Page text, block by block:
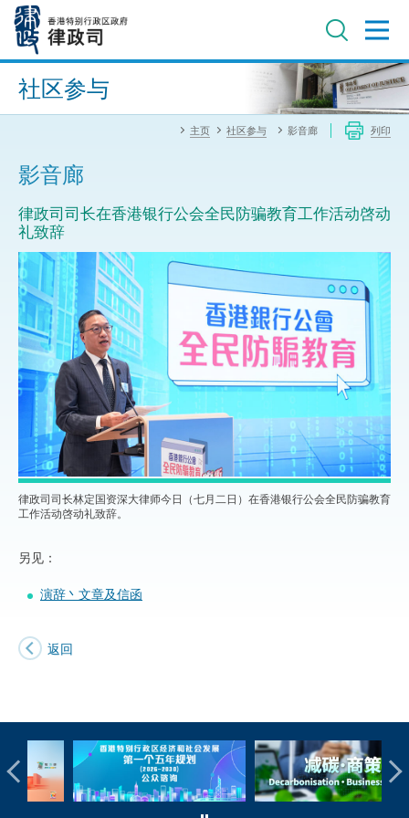
内
进阶搜寻
社区参与
主页 社区参与 影音廊 列印
影音廊
律政司司长在香港银行公会全民防骗教育工作活动啓动
礼致辞
律政司司长林定国资深大律师今日（七月二日）在香港银行公会全民防骗教育
工作活动啓动礼致辞。
另见：
演辞丶文章及信函
返回